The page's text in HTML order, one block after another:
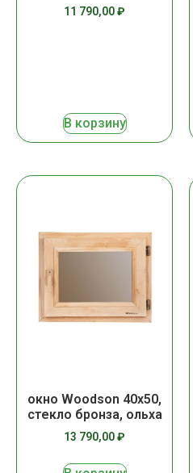
11 790,00₽
В корзину
окно Woodson 40х50,
стекло бронза, ольха
13 790,00₽